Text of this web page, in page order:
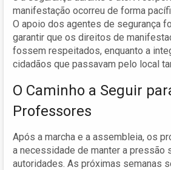
manifestação ocorreu de forma
O apoio dos agentes de segurança
garantir que os direitos de
fossem respeitados, enquanto a
cidadãos que passavam pelo local
O Caminho a Seguir
Professores
Após a marcha e a assembleia, os
a necessidade de manter a pressão
autoridades. As próximas semanas